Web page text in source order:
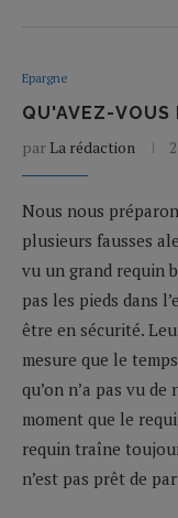
Epargne
QU'AVEZ-VOUS
par La rédaction
Nous nous
plusieurs fausses
vu un grand requin
pas les pieds dans
être en sécurité.
mesure que le
qu’on n’a pas vu
moment que le
requin traîne
n’est pas prêt de